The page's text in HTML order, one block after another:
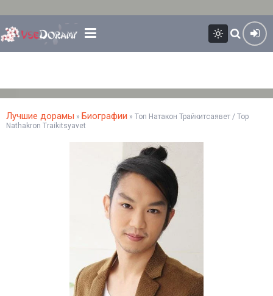
Лучшие дорамы » Биографии » Топ Натакон Трайкитсаявет / Top
Nathakron Traikitsyavet